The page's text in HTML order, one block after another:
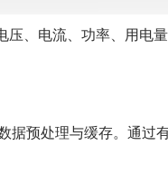
、电流、功率、用电
据预处理与缓存。通过